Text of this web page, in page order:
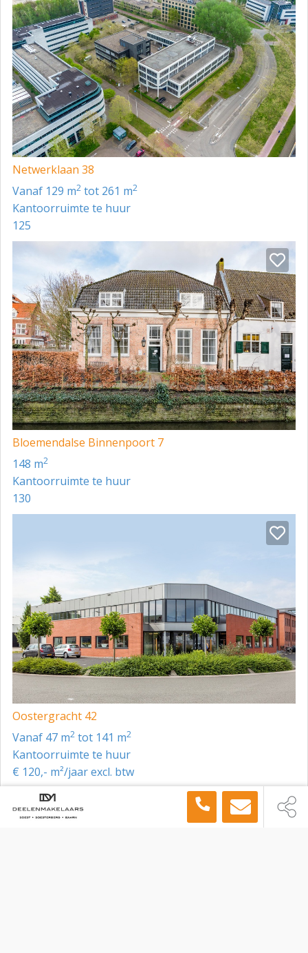
Netwerklaan 38
vanaf 129 m2 tot 261 m2
Kantoorruimte te huur
125
Bloemendalse Binnenpoort 7
148 m2
Kantoorruimte te huur
130
Oostergracht 42
vanaf 47 m2 tot 141 m2
Kantoorruimte te huur
€ 120,- m²/jaar excl. btw
Toon meer panden in de buurt →